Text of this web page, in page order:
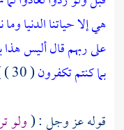
هي إلا حياتنا الدنيا
على ربهم قال أليس هذا
بما كنتم تكفرون( 30 ) )
قوله عز وجل : (ولو